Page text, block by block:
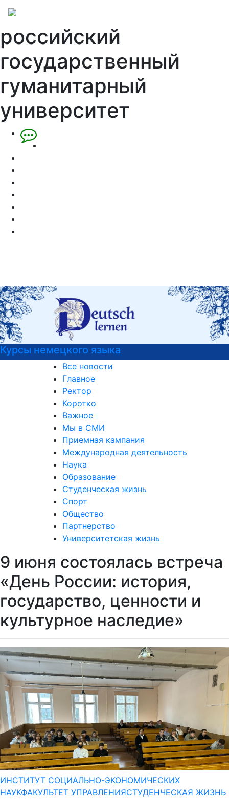
российский
государственный
гуманитарный
университет
Курсы немецкого языка
Все новости
Главное
Ректор
Коротко
Важное
Мы в СМИ
Приемная кампания
Международная деятельность
Наука
Образование
Студенческая жизнь
Спорт
Общество
Партнерство
Университетская жизнь
9 июня состоялась встреча
«День России: история,
государство, ценности и
культурное наследие»
ИНСТИТУТ СОЦИАЛЬНО-ЭКОНОМИЧЕСКИХ
НАУКФАКУЛЬТЕТ УПРАВЛЕНИЯСТУДЕНЧЕСКАЯ ЖИЗНЬ